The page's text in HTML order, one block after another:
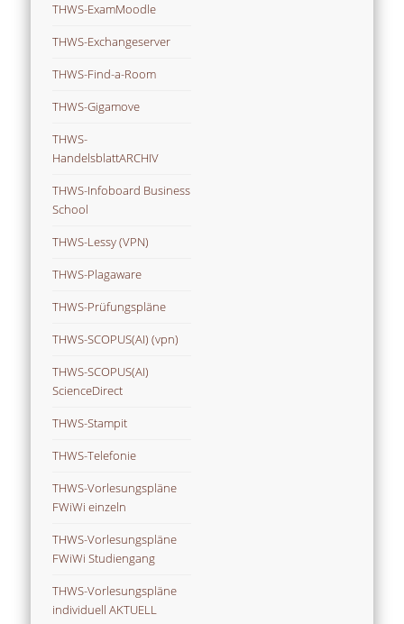
THWS-ExamMoodle
THWS-Exchangeserver
THWS-Find-a-Room
THWS-Gigamove
THWS-
HandelsblattARCHIV
THWS-Infoboard Business
School
THWS-Lessy (VPN)
THWS-Plagaware
THWS-Prüfungspläne
THWS-SCOPUS(AI) (vpn)
THWS-SCOPUS(AI)
ScienceDirect
THWS-Stampit
THWS-Telefonie
THWS-Vorlesungspläne
FWiWi einzeln
THWS-Vorlesungspläne
FWiWi Studiengang
THWS-Vorlesungspläne
individuell AKTUELL